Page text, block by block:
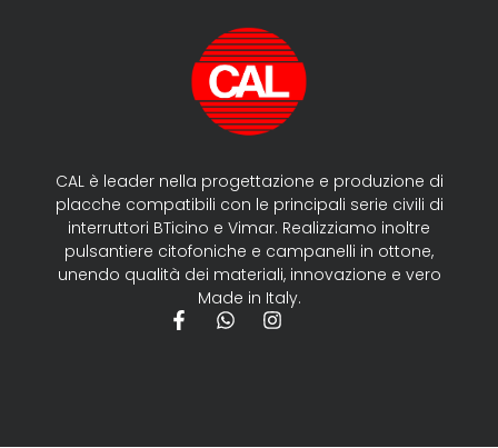
CAL è leader nella progettazione e produzione di
placche compatibili con le principali serie civili di
interruttori BTicino e Vimar. Realizziamo inoltre
pulsantiere citofoniche e campanelli in ottone,
unendo qualità dei materiali, innovazione e vero
Made in Italy.